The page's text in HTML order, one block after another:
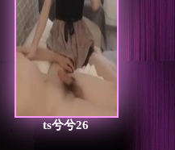
ts兮兮26